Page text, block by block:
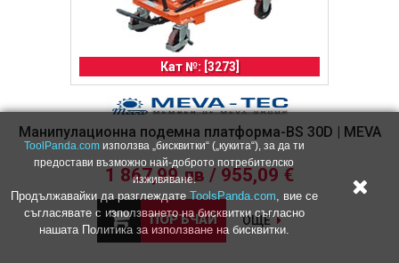
Кат №: [3273]
Манипулационна подемна платформа-BS 30D | MEVA
1 867,99 лв / 955,09 €
ПОРЪЧАЙ ОЩЕ
ToolPanda.comизползва „бисквитки“ („кукита“), за да ти
предостави възможно най-доброто потребителско
изживяване.
Продължавайки да разглеждатеToolsPanda.com, вие се
съгласявате с използването на бисквитки съгласно
нашата Политика за използване на бисквитки.